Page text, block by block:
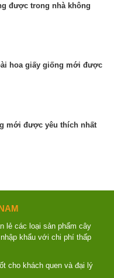
được trong nhà không
hoa giấy giống mới được
mới được yêu thích nhất
lẻ các loại sản phẩm cây
khẩu với chi phí thấp
cho khách quen và đại lý